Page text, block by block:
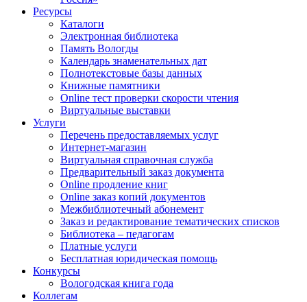
Ресурсы
Каталоги
Электронная библиотека
Память Вологды
Календарь знаменательных дат
Полнотекстовые базы данных
Книжные памятники
Online тест проверки скорости чтения
Виртуальные выставки
Услуги
Перечень предоставляемых услуг
Интернет-магазин
Виртуальная справочная служба
Предварительный заказ документа
Online продление книг
Online заказ копий документов
Межбиблиотечный абонемент
Заказ и редактирование тематических списков
Библиотека – педагогам
Платные услуги
Бесплатная юридическая помощь
Конкурсы
Вологодская книга года
Коллегам